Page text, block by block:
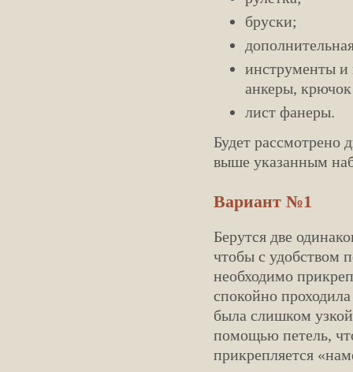
бруски;
инструменты и
анкеры,
лист фанеры.
Будет рассмотрено
выше указанным
Вариант №1
Берутся две
чтобы с удобством
необходимо
спокойно
была слишком
помощью петель,
прикрепляется